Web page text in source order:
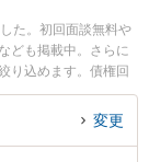
た。初回面談無料や
ども掲載中。さらに
り込めます。債権回
等の細かな分野での
の小林 和久弁護士や
変更